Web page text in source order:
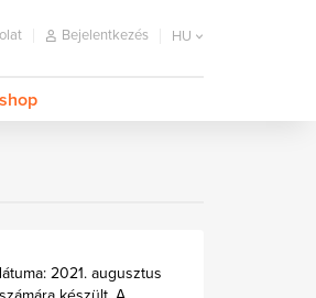
Bejelentkezés HU
2021. augusztus